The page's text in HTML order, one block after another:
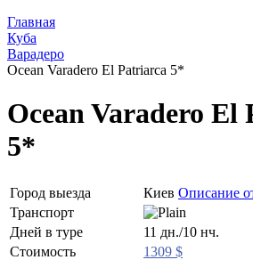
Главная
Куба
Варадеро
Ocean Varadero El Patriarca 5*
Ocean Varadero El
5*
Город выезда Киев Описание
Транспорт
Дней в туре
11 дн./10 нч.
Стоимость
1309 $